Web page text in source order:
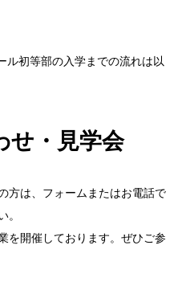
ル初等部の入学までの流れは以
せ・見学会
方は、フォームまたはお電話で
。
を開催しております。ぜひご参